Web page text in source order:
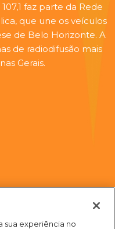
faz parte da Rede
que une os veículos
de Belo Horizonte. A
de radiodifusão mais
Gerais.
Submit
sua experiência no